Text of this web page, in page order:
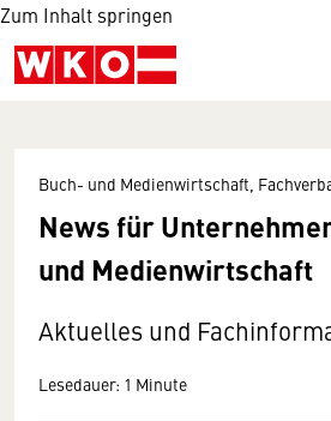
Zum Inhalt springen
Buch- und Medienwirtschaft,
News für
und Medienwirtschaft
Aktuelles und
Lesedauer: 1 Minute